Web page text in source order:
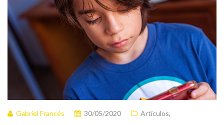
Gabriel Francés 30/05/2020 Artículos,